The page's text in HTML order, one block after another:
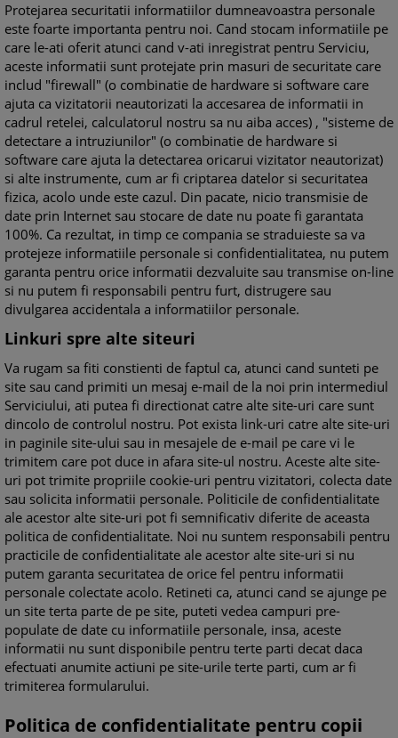
Protejarea securitatii informatiilor dumneavoastra personale
este foarte importanta pentru noi. Cand stocam informatiile pe
care le-ati oferit atunci cand v-ati inregistrat pentru Serviciu,
aceste informatii sunt protejate prin masuri de securitate care
includ "firewall" (o combinatie de hardware si software care
ajuta ca vizitatorii neautorizati la accesarea de informatii in
cadrul retelei, calculatorul nostru sa nu aiba acces) , "sisteme de
detectare a intruziunilor" (o combinatie de hardware si
software care ajuta la detectarea oricarui vizitator neautorizat)
si alte instrumente, cum ar fi criptarea datelor si securitatea
fizica, acolo unde este cazul. Din pacate, nicio transmisie de
date prin Internet sau stocare de date nu poate fi garantata
100%. Ca rezultat, in timp ce compania se straduieste sa va
protejeze informatiile personale si confidentialitatea, nu putem
garanta pentru orice informatii dezvaluite sau transmise on-line
si nu putem fi responsabili pentru furt, distrugere sau
divulgarea accidentala a informatiilor personale.
Linkuri spre alte siteuri
Va rugam sa fiti constienti de faptul ca, atunci cand sunteti pe
site sau cand primiti un mesaj e-mail de la noi prin intermediul
Serviciului, ati putea fi directionat catre alte site-uri care sunt
dincolo de controlul nostru. Pot exista link-uri catre alte site-uri
in paginile site-ului sau in mesajele de e-mail pe care vi le
trimitem care pot duce in afara site-ul nostru. Aceste alte site-
uri pot trimite propriile cookie-uri pentru vizitatori, colecta date
sau solicita informatii personale. Politicile de confidentialitate
ale acestor alte site-uri pot fi semnificativ diferite de aceasta
politica de confidentialitate. Noi nu suntem responsabili pentru
practicile de confidentialitate ale acestor alte site-uri si nu
putem garanta securitatea de orice fel pentru informatii
personale colectate acolo. Retineti ca, atunci cand se ajunge pe
un site terta parte de pe site, puteti vedea campuri pre-
populate de date cu informatiile personale, insa, aceste
informatii nu sunt disponibile pentru terte parti decat daca
efectuati anumite actiuni pe site-urile terte parti, cum ar fi
trimiterea formularului.
Politica de confidentialitate pentru copii